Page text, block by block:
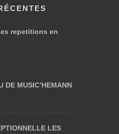
repetitions en
DE MUSIC’HEMANN
LES